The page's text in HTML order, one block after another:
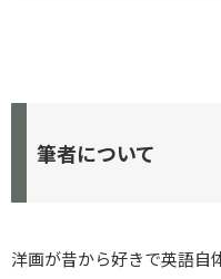
筆者について
洋画が昔から好きで英語自